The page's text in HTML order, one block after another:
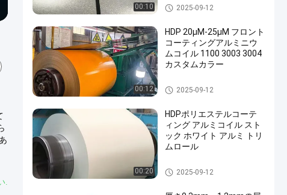
.
00:10
コーティングされたアルミニ
ウムコイル
2025-09-12
00:12
HDP 20μM-25μM フロント
コーティングアルミニウ
ムコイル 1100 3003 3004
カスタムカラー
コーティングされたアルミニ
ウムコイル
2025-09-12
00:20
HDPポリエステルコーテ
ィング アルミコイル スト
ック ホワイト アルミ トリ
ムロール
コーティングされたアルミニ
ウムコイル
2025-09-12